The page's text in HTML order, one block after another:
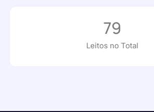
Leitos no Total
79